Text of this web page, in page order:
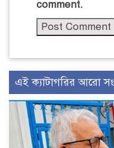
comment.
এই ক্যাটাগরির আরো